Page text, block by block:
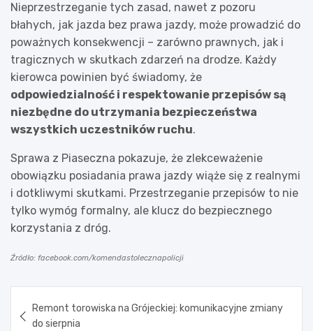
Nieprzestrzeganie tych zasad, nawet z pozoru
błahych, jak jazda bez prawa jazdy, może prowadzić do
poważnych konsekwencji – zarówno prawnych, jak i
tragicznych w skutkach zdarzeń na drodze. Każdy
kierowca powinien być świadomy, że
odpowiedzialność i respektowanie przepisów są
niezbędne do utrzymania bezpieczeństwa
wszystkich uczestników ruchu.
Sprawa z Piaseczna pokazuje, że zlekceważenie
obowiązku posiadania prawa jazdy wiąże się z realnymi
i dotkliwymi skutkami. Przestrzeganie przepisów to nie
tylko wymóg formalny, ale klucz do bezpiecznego
korzystania z dróg.
Źródło: facebook.com/komendastolecznapolicji
wpisu
Remont torowiska na Grójeckiej: komunikacyjne zmiany
do sierpnia